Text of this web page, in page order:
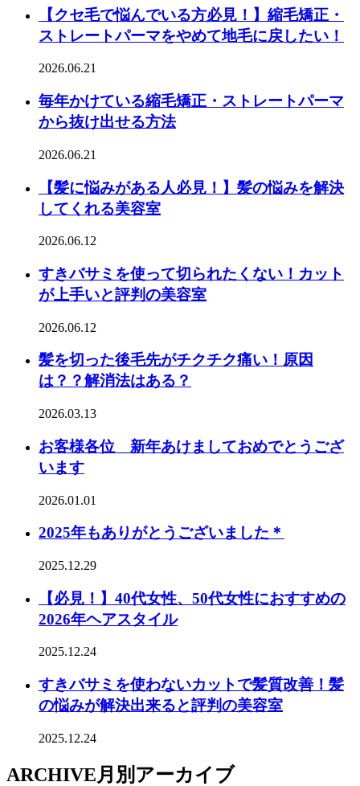
【クセ毛で悩んでいる方必見！】縮毛矯正・
ストレートパーマをやめて地毛に戻したい！
2026.06.21
毎年かけている縮毛矯正・ストレートパーマ
から抜け出せる方法
2026.06.21
【髪に悩みがある人必見！】髪の悩みを解決
してくれる美容室
2026.06.12
すきバサミを使って切られたくない！カット
が上手いと評判の美容室
2026.06.12
髪を切った後毛先がチクチク痛い！原因
は？？解消法はある？
2026.03.13
お客様各位 新年あけましておめでとうござ
います
2026.01.01
2025年もありがとうございました＊
2025.12.29
【必見！】40代女性、50代女性におすすめの
2026年ヘアスタイル
2025.12.24
すきバサミを使わないカットで髪質改善！髪
の悩みが解決出来ると評判の美容室
2025.12.24
ARCHIVE月別アーカイブ